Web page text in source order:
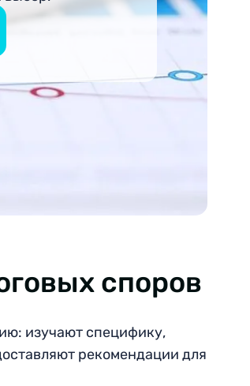
споров
изучают специфику,
рекомендации для